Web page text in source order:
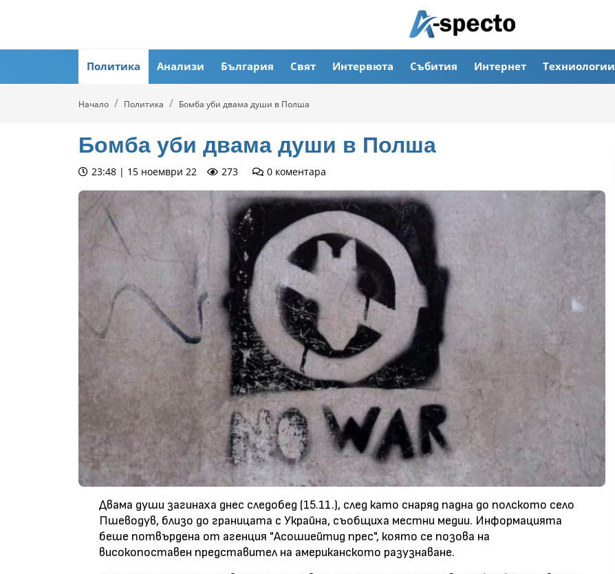
Политика Анализи България Свят Интервюта Събития Интернет Техниологии
Начало Политика Бомба уби двама души в Полша
Бомба уби двама души в Полша
23:48 | 15 ноември 22 273 0 коментара
Двама души загинаха днес следобед (15.11.), след като снаряд падна до полското село
Пшеводув, близо до границата с Украйна, съобщиха местни медии. Информацията
беше потвърдена от агенция "Асошиейтид прес", която се позова на
високопоставен представител на американското разузнаване.